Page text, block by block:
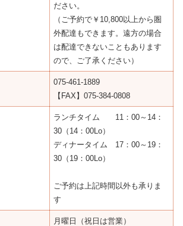
ださい。
（ご予約で￥10,800以上から圏
外配達もできます。遠方の場合
は配達できないこともあります
ので、ご了承ください）
075-461-1889
【FAX】075-384-0808
ランチタイム 11：00～14：
30（14：00Lo）
ディナータイム 17：00～19：
30（19：00Lo）
ご予約は上記時間以外も承りま
す
月曜日（祝日は営業）